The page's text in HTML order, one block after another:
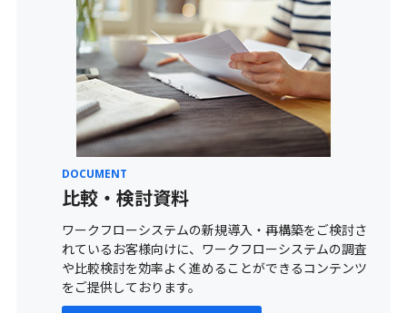
DOCUMENT
⽐較・検討資料
ワークフローシステムの新規導入・再構築をご検討さ
れているお客様向けに、ワークフローシステムの調査
や⽐較検討を効率よく進めることができるコンテンツ
をご提供しております。